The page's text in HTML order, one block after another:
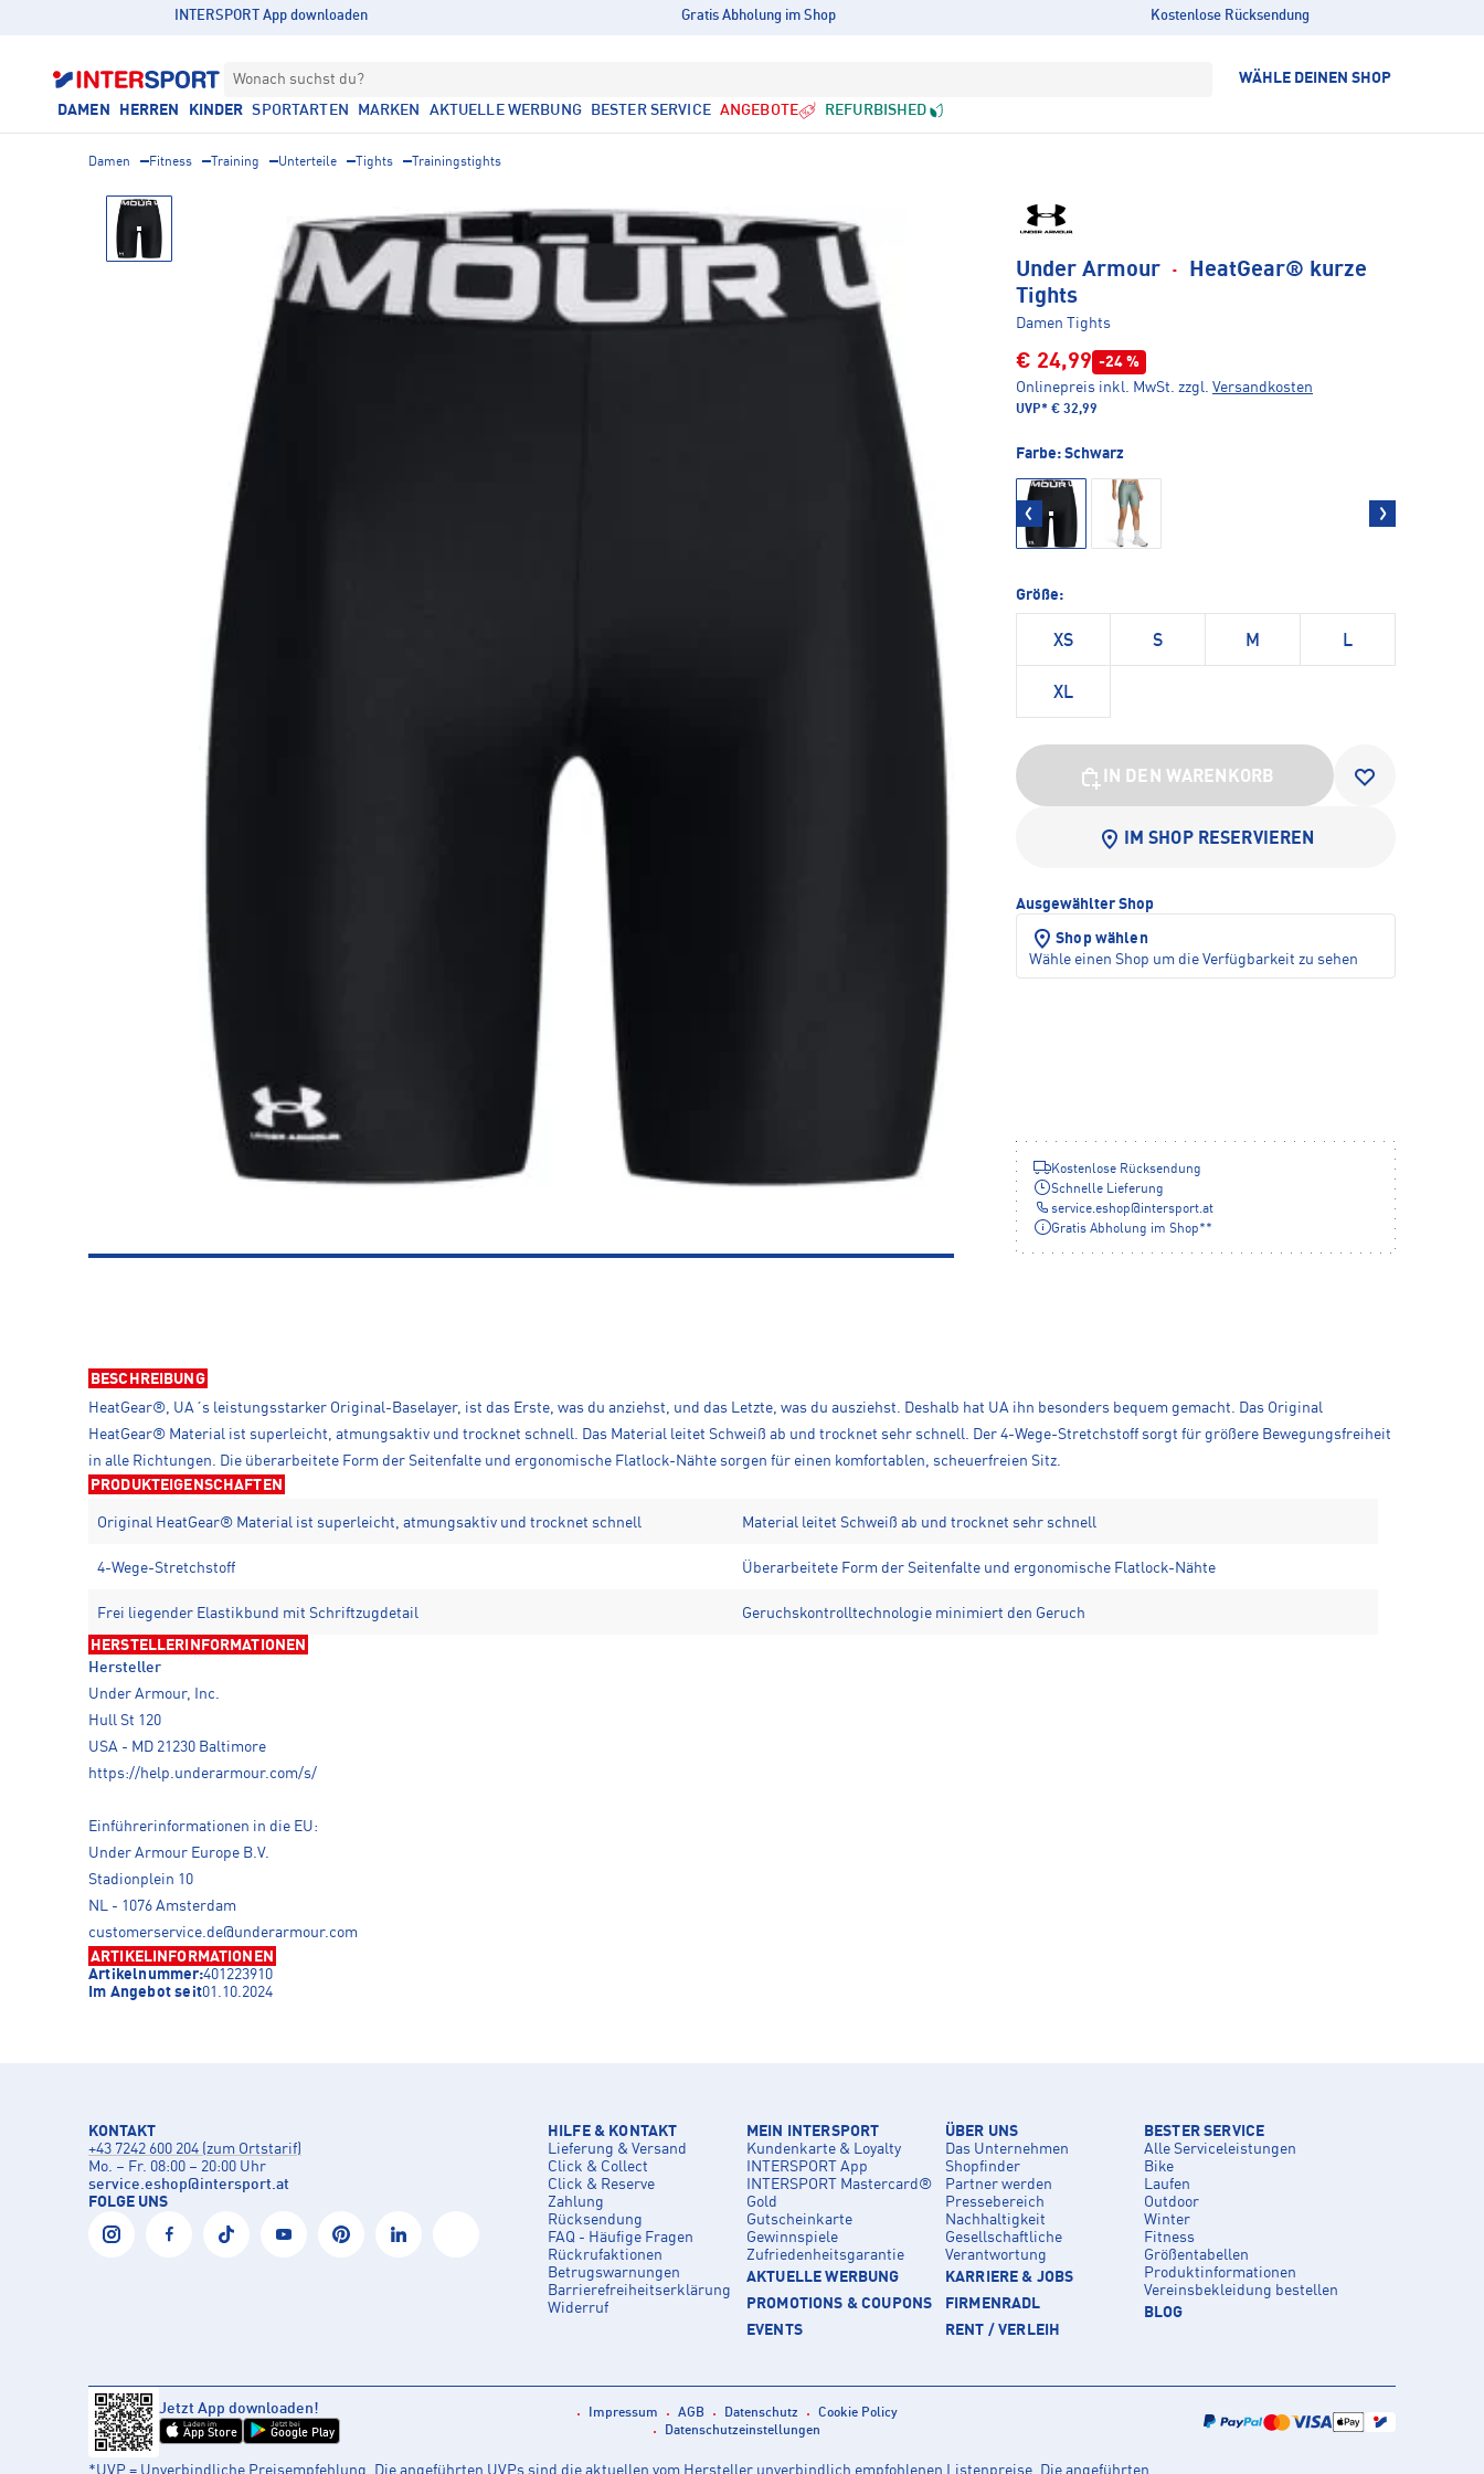
INTERSPORT App downloaden Gratis Abholung im Shop Kostenlose Rücksendung
Wonach suchst du? WÄHLE DEINEN SHOP
DAMEN HERREN KINDER SPORTARTEN MARKEN AKTUELLE WERBUNG BESTER SERVICE ANGEBOTE REFURBISHED
Damen Fitness Training Unterteile Tights Trainingstights
Under Armour · HeatGear® kurze
Tights
Damen Tights
€ 24,99 -24 %
Onlinepreis inkl. MwSt. zzgl. Versandkosten
UVP* € 32,99
Farbe: Schwarz
Größe:
XS S M L
XL
IN DEN WARENKORB
IM SHOP RESERVIEREN
Ausgewählter Shop
Shop wählen
Wähle einen Shop um die Verfügbarkeit zu sehen
Kostenlose Rücksendung
Schnelle Lieferung
service.eshop@intersport.at
Gratis Abholung im Shop**
BESCHREIBUNG
HeatGear®, UA´s leistungsstarker Original-Baselayer, ist das Erste, was du anziehst, und das Letzte, was du ausziehst. Deshalb hat UA ihn besonders bequem gemacht. Das Original
HeatGear® Material ist superleicht, atmungsaktiv und trocknet schnell. Das Material leitet Schweiß ab und trocknet sehr schnell. Der 4-Wege-Stretchstoff sorgt für größere Bewegungsfreiheit
in alle Richtungen. Die überarbeitete Form der Seitenfalte und ergonomische Flatlock-Nähte sorgen für einen komfortablen, scheuerfreien Sitz.
PRODUKTEIGENSCHAFTEN
Original HeatGear® Material ist superleicht, atmungsaktiv und trocknet schnell Material leitet Schweiß ab und trocknet sehr schnell
4-Wege-Stretchstoff Überarbeitete Form der Seitenfalte und ergonomische Flatlock-Nähte
Frei liegender Elastikbund mit Schriftzugdetail Geruchskontrolltechnologie minimiert den Geruch
HERSTELLERINFORMATIONEN
Hersteller
Under Armour, Inc.
Hull St 120
USA - MD 21230 Baltimore
https://help.underarmour.com/s/
Einführerinformationen in die EU:
Under Armour Europe B.V.
Stadionplein 10
NL - 1076 Amsterdam
customerservice.de@underarmour.com
ARTIKELINFORMATIONEN
Artikelnummer:401223910
Im Angebot seit01.10.2024
KONTAKT
+43 7242 600 204 (zum Ortstarif)
Mo. – Fr. 08:00 – 20:00 Uhr
service.eshop@intersport.at
FOLGE UNS
HILFE & KONTAKT
Lieferung & Versand
Click & Collect
Click & Reserve
Zahlung
Rücksendung
FAQ - Häufige Fragen
Rückrufaktionen
Betrugswarnungen
Barrierefreiheitserklärung
Widerruf
MEIN INTERSPORT
Kundenkarte & Loyalty
INTERSPORT App
INTERSPORT Mastercard®
Gold
Gutscheinkarte
Gewinnspiele
Zufriedenheitsgarantie
AKTUELLE WERBUNG
PROMOTIONS & COUPONS
EVENTS
ÜBER UNS
Das Unternehmen
Shopfinder
Partner werden
Pressebereich
Nachhaltigkeit
Gesellschaftliche
Verantwortung
KARRIERE & JOBS
FIRMENRADL
RENT / VERLEIH
BESTER SERVICE
Alle Serviceleistungen
Bike
Laufen
Outdoor
Winter
Fitness
Größentabellen
Produktinformationen
Vereinsbekleidung bestellen
BLOG
Jetzt App downloaden!
Laden im
App Store
Jetzt bei
Google Play
Impressum AGB Datenschutz
Cookie Policy
Datenschutzeinstellungen
*UVP = Unverbindliche Preisempfehlung. Die angeführten UVPs sind die aktuellen vom Hersteller unverbindlich empfohlenen Listenpreise. Die angeführten